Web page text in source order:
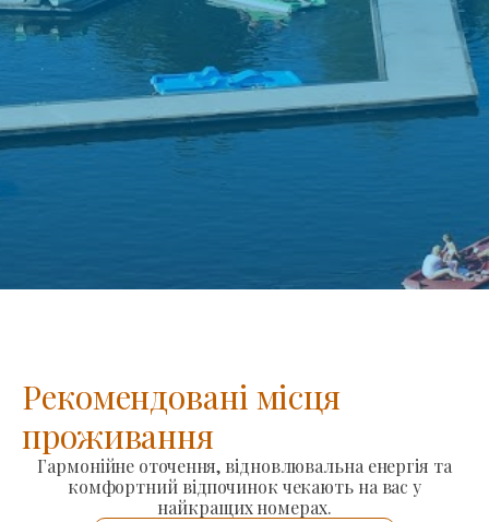
Рекомендовані місця
проживання
Гармонійне оточення, відновлювальна енергія та
комфортний відпочинок чекають на вас у
найкращих номерах.